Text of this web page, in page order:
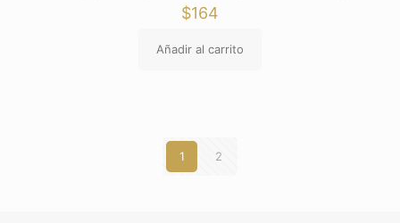
$164
Añadir al carrito
1 2